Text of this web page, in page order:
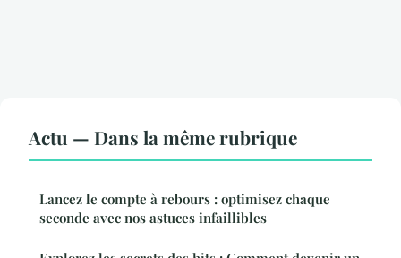
Actu — Dans la même rubrique
Lancez le compte à rebours : optimisez chaque
seconde avec nos astuces infaillibles